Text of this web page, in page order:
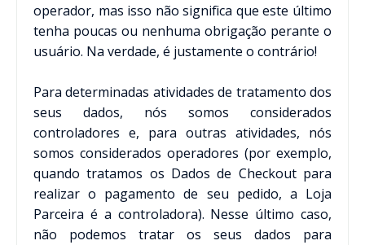
operador, mas isso não significa que este último
tenha poucas ou nenhuma obrigação perante o
usuário. Na verdade, é justamente o contrário!
Para determinadas atividades de tratamento dos
seus dados, nós somos considerados
controladores e, para outras atividades, nós
somos considerados operadores (por exemplo,
quando tratamos os Dados de Checkout para
realizar o pagamento de seu pedido, a Loja
Parceira é a controladora). Nesse último caso,
não podemos tratar os seus dados para